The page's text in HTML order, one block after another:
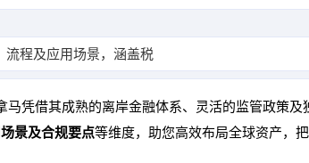
程及应用场景，涵盖税务优惠、隐私保护、数字
凭借其成熟的离岸金融体系、灵活的监管政策
景及合规要点等维度，助您高效布局全球资产，